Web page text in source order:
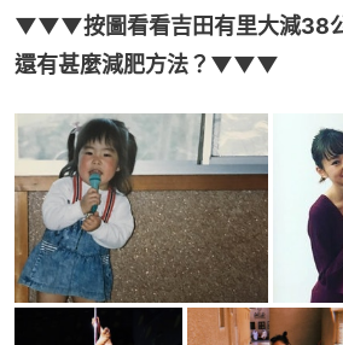
▼▼▼按圖看看吉田有里大減38
還有甚麼減肥方法？▼▼▼